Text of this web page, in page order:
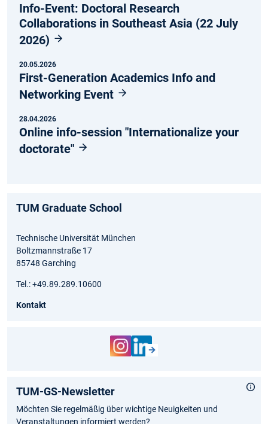
Info-Event: Doctoral Research
Collaborations in Southeast Asia (22 July
2026)
20.05.2026
First-Generation Academics Info and
Networking Event
28.04.2026
Online info-session "Internationalize your
doctorate"
TUM Graduate School
Technische Universität München
Boltzmannstraße 17
85748 Garching
Tel.: +49.89.289.10600
Kontakt
TUM-GS-Newsletter
Möchten Sie regelmäßig über wichtige Neuigkeiten und
Veranstaltungen informiert werden?